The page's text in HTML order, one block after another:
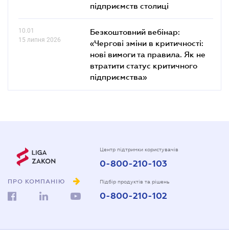
підприємств столиці
10.01
15 липня 2026
Безкоштовний вебінар:
«Чергові зміни в критичності:
нові вимоги та правила. Як не
втратити статус критичного
підприємства»
ПРО КОМПАНІЮ
Центр підтримки користувачів
0-800-210-103
Підбір продуктів та рішень
0-800-210-102